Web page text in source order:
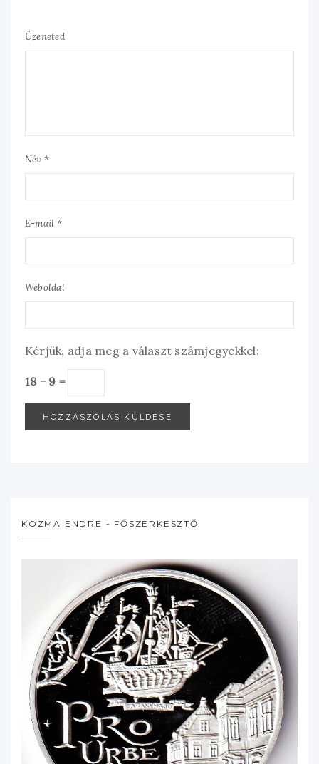
Üzeneted
Név *
E-mail *
Weboldal
Kérjük, adja meg a választ számjegyekkel:
18 − 9 =
KOZMA ENDRE - FŐSZERKESZTŐ